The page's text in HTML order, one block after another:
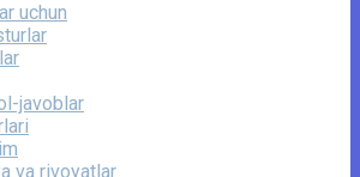
uchun
javoblar
va rivoyatlar